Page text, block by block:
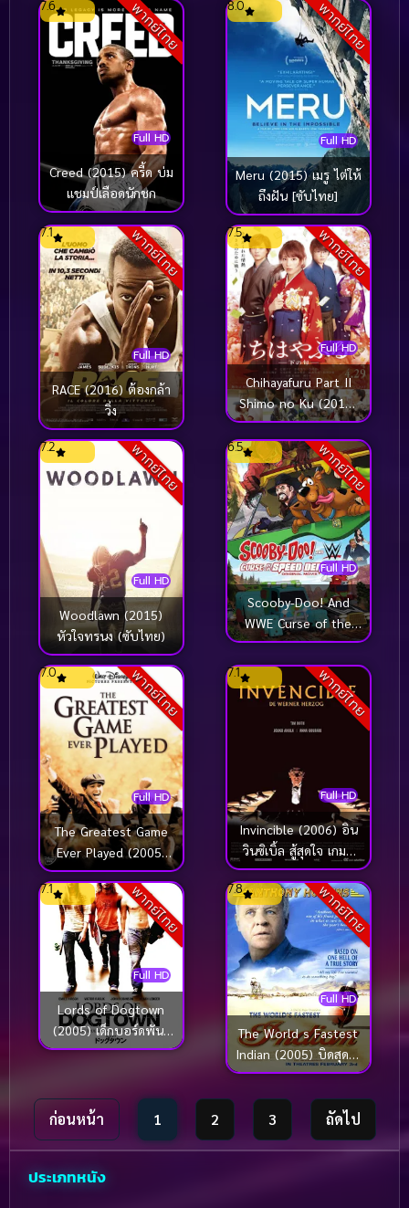
พากย์ไทย
Full HD
7.6
Creed (2015) ครี้ด บ่ม
แชมป์เลือดนักชก
พากย์ไทย
Full HD
8.0
Meru (2015) เมรู ไต่ให้
ถึงฝัน [ซับไทย]
พากย์ไทย
Full HD
7.1
RACE (2016) ต้องกล้า
วิ่ง
พากย์ไทย
Full HD
7.5
Chihayafuru Part II
Shimo no Ku (2016)
จิฮายะ กลอนรักพิชิตใจ
เธอ 2 [ซับไทย]
พากย์ไทย
Full HD
7.2
Woodlawn (2015)
หัวใจทรนง (ซับไทย)
พากย์ไทย
Full HD
6.5
Scooby-Doo! And
WWE Curse of the
Speed Demon (2016)
สคูบี้-ดู! ตอน คำสาป
ปีศาจพันธุ์ซิ่ง
พากย์ไทย
Full HD
7.0
The Greatest Game
Ever Played (2005)
เกมยิ่งใหญ่…ชัยชนะ
เหนือความฝัน
พากย์ไทย
Full HD
7.1
Invincible (2006) อิน
วินซิเบิ้ล สู้สุดใจ เกมนี้
ไม่มีวันแพ้
พากย์ไทย
Full HD
7.1
Lords of Dogtown
(2005) เด็กบอร์ดพันธุ์
ซ่าส์ขาติดล้อ
พากย์ไทย
Full HD
7.8
The World s Fastest
Indian (2005) บิดสุดใจ
แรงเกินฝัน
ก่อนหน้า 1 2 3 ถัดไป
ประเภทหนัง